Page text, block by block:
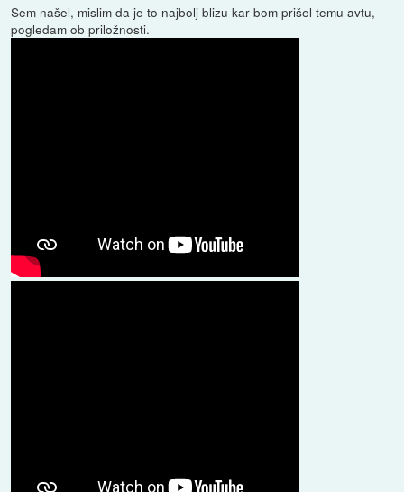
Sem našel, mislim da je to najbolj blizu kar bom prišel temu avtu,
pogledam ob priložnosti.